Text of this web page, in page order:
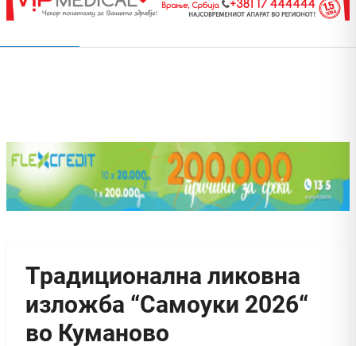
Традиционална ликовна
изложба “Самоуки 2026“
во Куманово